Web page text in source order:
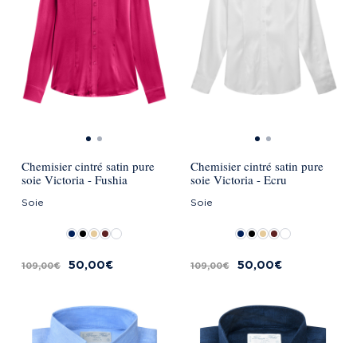
Chemisier cintré satin pure
soie Victoria - Fushia
Soie
109,00 € 50,00 €
Chemisier cintré satin pure
soie Victoria - Ecru
Soie
109,00 € 50,00 €